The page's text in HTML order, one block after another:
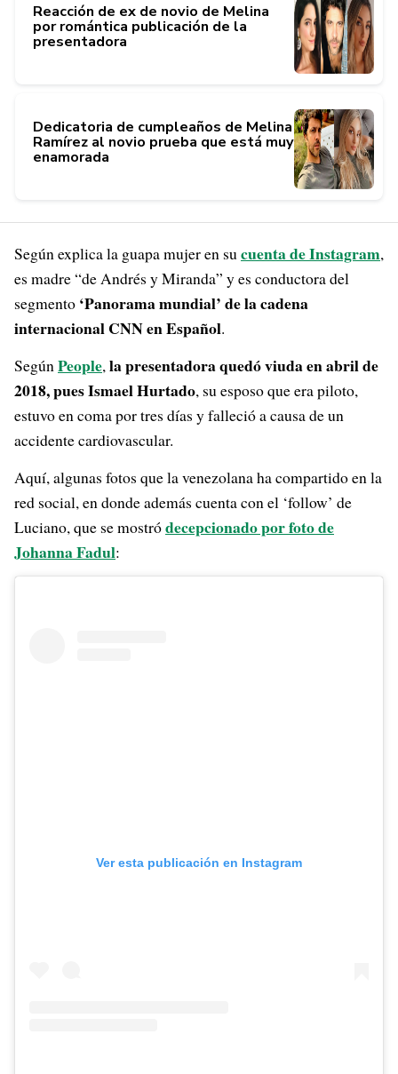
Reacción de ex de novio de Melina
por romántica publicación de la
presentadora
Dedicatoria de cumpleaños de Melina
Ramírez al novio prueba que está muy
enamorada
Según explica la guapa mujer en sucuenta de Instagram,
es madre “de Andrés y Miranda” y es conductora del
segmento ‘Panorama mundial’ de la cadena
internacional CNN en Español.
SegúnPeople,la presentadora quedó viuda en abril de
2018, pues Ismael Hurtado, su esposo que era piloto,
estuvo en coma por tres días y falleció a causa de un
accidente cardiovascular.
Aquí, algunas fotos que la venezolana ha compartido en la
red social, en donde además cuenta con el ‘follow’ de
Luciano, que se mostródecepcionado por foto de
Johanna Fadul:
Ver esta publicación en Instagram